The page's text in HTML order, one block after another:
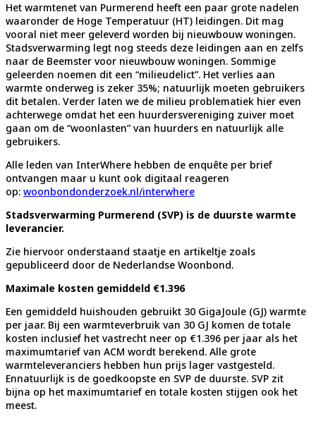
Het warmtenet van Purmerend heeft een paar grote nadelen
waaronder de Hoge Temperatuur (HT) leidingen. Dit mag
vooral niet meer geleverd worden bij nieuwbouw woningen.
Stadsverwarming legt nog steeds deze leidingen aan en zelfs
naar de Beemster voor nieuwbouw woningen. Sommige
geleerden noemen dit een “milieudelict”. Het verlies aan
warmte onderweg is zeker 35%; natuurlijk moeten gebruikers
dit betalen. Verder laten we de milieu problematiek hier even
achterwege omdat het een huurdersvereniging zuiver moet
gaan om de “woonlasten” van huurders en natuurlijk alle
gebruikers.
Alle leden van InterWhere hebben de enquête per brief
ontvangen maar u kunt ook digitaal reageren
op: woonbondonderzoek.nl/interwhere
Stadsverwarming Purmerend (SVP) is de duurste warmte
leverancier.
Zie hiervoor onderstaand staatje en artikeltje zoals
gepubliceerd door de Nederlandse Woonbond.
Maximale kosten gemiddeld €1.396
Een gemiddeld huishouden gebruikt 30 GigaJoule (GJ) warmte
per jaar. Bij een warmteverbruik van 30 GJ komen de totale
kosten inclusief het vastrecht neer op €1.396 per jaar als het
maximumtarief van ACM wordt berekend. Alle grote
warmteleveranciers hebben hun prijs lager vastgesteld.
Ennatuurlijk is de goedkoopste en SVP de duurste. SVP zit
bijna op het maximumtarief en totale kosten stijgen ook het
meest.